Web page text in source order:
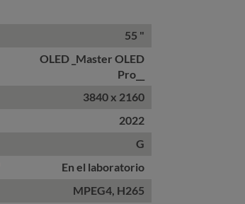
55 "
OLED _Master OLED
Pro__
3840 x 2160
2022
G
En el laboratorio
MPEG4, H265